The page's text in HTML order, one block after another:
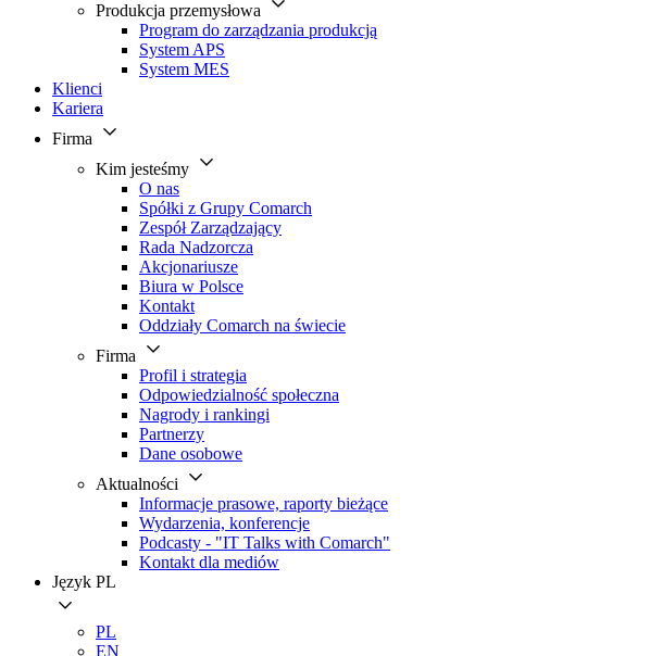
Produkcja przemysłowa
Program do zarządzania produkcją
System APS
System MES
Klienci
Kariera
Firma
Kim jesteśmy
O nas
Spółki z Grupy Comarch
Zespół Zarządzający
Rada Nadzorcza
Akcjonariusze
Biura w Polsce
Kontakt
Oddziały Comarch na świecie
Firma
Profil i strategia
Odpowiedzialność społeczna
Nagrody i rankingi
Partnerzy
Dane osobowe
Aktualności
Informacje prasowe, raporty bieżące
Wydarzenia, konferencje
Podcasty - "IT Talks with Comarch"
Kontakt dla mediów
Język PL
PL
EN